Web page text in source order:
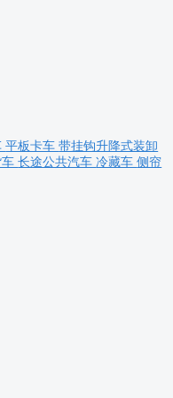
平板卡车带挂钩升降式装卸
车长途公共汽车冷藏车侧帘